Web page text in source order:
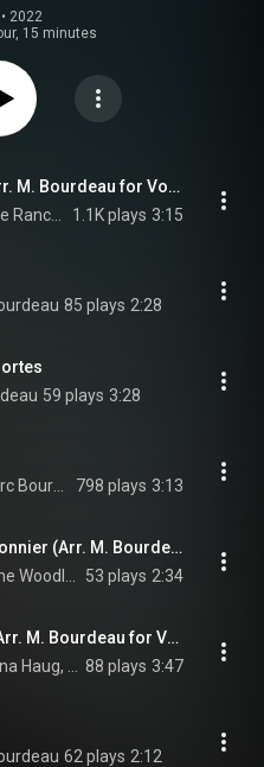
• 2022
15 minutes
Le petit chien de laine (Arr. M. Bourdeau for Vocal Duet & Piano)
1.1K plays 3:15
85 plays 2:28
59 plays 3:28
798 plays 3:13
Chanson du maître cordonnier (Arr. M. Bourdeau for Vocal Trio & Piano)
53 plays 2:34
Trois flocons de neige (Arr. M. Bourdeau for Vocal Trio & Piano)
88 plays 3:47
62 plays 2:12